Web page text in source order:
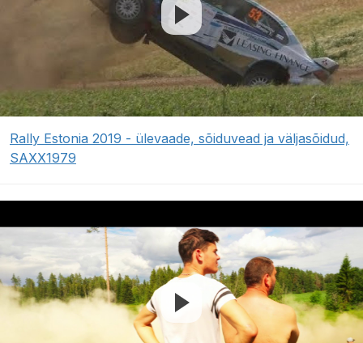
Rally Estonia 2019 - ülevaade, sõiduvead ja väljasõidud,
SAXX1979